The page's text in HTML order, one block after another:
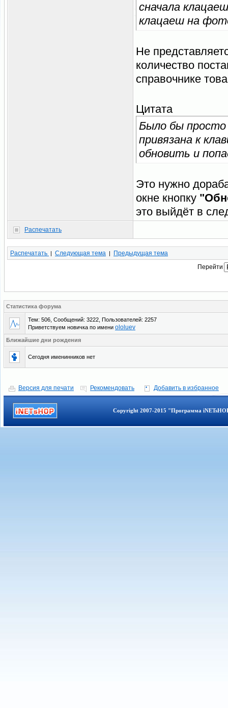
сначала
клацаеш на
Не
количество
справочнике
Цитата
Было бы просто
привязана к
обновить и
Это нужно
окне кнопку
это выйдёт в
Распечатать
Распечатать | Следующая тема |
Предыдущая тема
Перейти
Статистика форума
Тем: 506, Сообщений: 3222, Пользователей: 2257
Приветствуем новичка по имени ololuev
Ближайшие дни рождения
Сегодня именинников нет
Версия для печати Рекомендовать Добавить в избранное
Copyright 2007-2015 "Программа